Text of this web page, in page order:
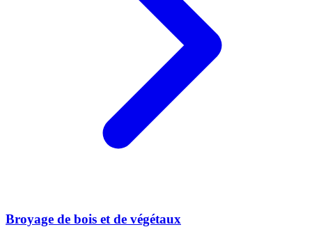
Broyage de bois et de végétaux